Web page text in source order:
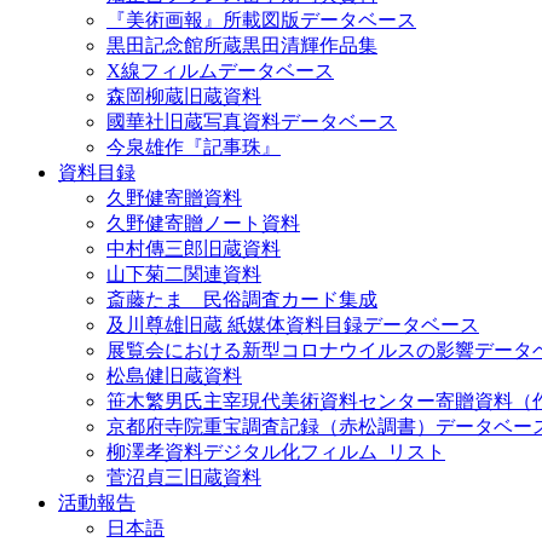
『美術画報』所載図版データベース
黒田記念館所蔵黒田清輝作品集
X線フィルムデータベース
森岡柳蔵旧蔵資料
國華社旧蔵写真資料データベース
今泉雄作『記事珠』
資料目録
久野健寄贈資料
久野健寄贈ノート資料
中村傳三郎旧蔵資料
山下菊二関連資料
斎藤たま 民俗調査カード集成
及川尊雄旧蔵 紙媒体資料目録データベース
展覧会における新型コロナウイルスの影響データ
松島健旧蔵資料
笹木繁男氏主宰現代美術資料センター寄贈資料（
京都府寺院重宝調査記録（赤松調書）データベー
柳澤孝資料デジタル化フィルム_リスト
菅沼貞三旧蔵資料
活動報告
日本語